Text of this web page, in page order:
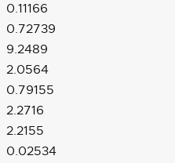
0.11166
0.72739
9.2489
2.0564
0.79155
2.2716
2.2155
0.02534